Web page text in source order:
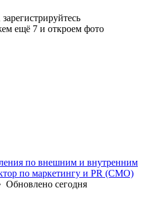
ещё 7 и откроем фото
по внешним и внутренним
по маркетингу и PR (CMO)
Обновлено сегодня